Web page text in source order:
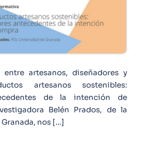
artesanos, diseñadores y
artesanos sostenibles:
de la intención de
Belén Prados, de la
nos […]